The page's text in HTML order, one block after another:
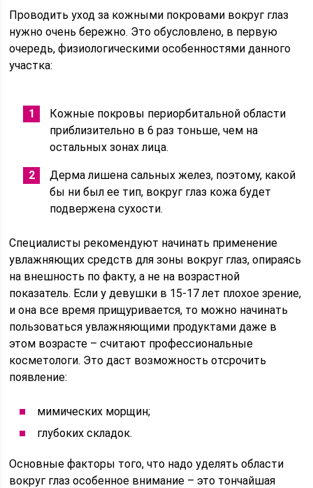
Проводить уход за кожными покровами вокруг глаз
нужно очень бережно. Это обусловлено, в первую
очередь, физиологическими особенностями данного
участка:
Кожные покровы периорбитальной области
приблизительно в 6 раз тоньше, чем на
остальных зонах лица.
Дерма лишена сальных желез, поэтому, какой
бы ни был ее тип, вокруг глаз кожа будет
подвержена сухости.
Специалисты рекомендуют начинать применение
увлажняющих средств для зоны вокруг глаз, опираясь
на внешность по факту, а не на возрастной
показатель. Если у девушки в 15-17 лет плохое зрение,
и она все время прищуривается, то можно начинать
пользоваться увлажняющими продуктами даже в
этом возрасте – считают профессиональные
косметологи. Это даст возможность отсрочить
появление:
мимических морщин;
глубоких складок.
Основные факторы того, что надо уделять области
вокруг глаз особенное внимание – это тончайшая